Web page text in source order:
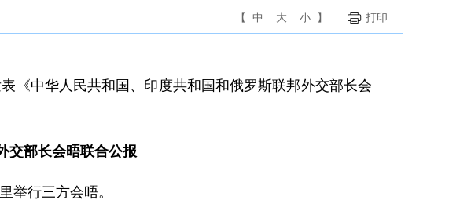
【 中 大 小 】 打印
中华人民共和国、印度共和国和俄罗斯联邦外交部长会
交部长会晤联合公报
行三方会晤。